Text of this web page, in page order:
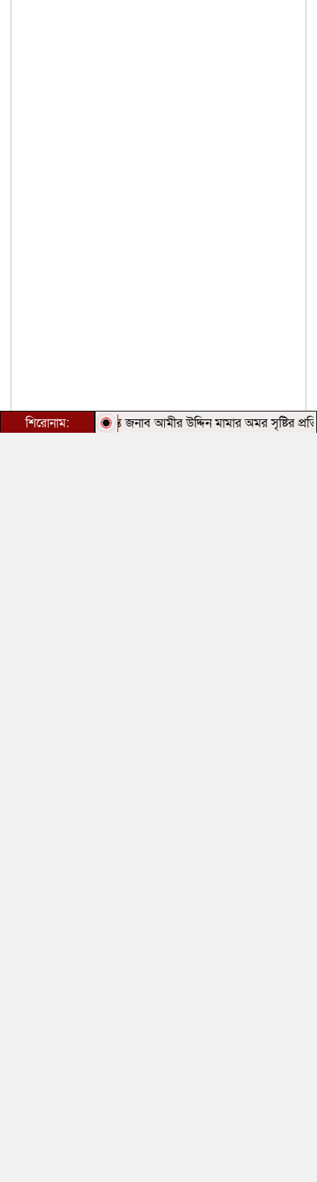
শিরোনাম:
জীবন্ত কিংবদন্তি জনাব আমীর উদ্দিন মামার অমর সৃষ্টির প্রতি